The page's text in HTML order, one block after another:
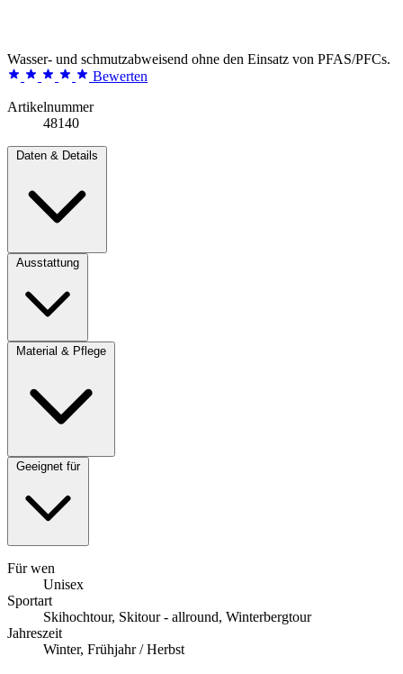
Wasser- und schmutzabweisend ohne den Einsatz von PFAS/PFCs.
Bewerten
Artikelnummer
48140
Daten & Details
Ausstattung
Material & Pflege
Geeignet für
Für wen
Unisex
Sportart
Skihochtour, Skitour - allround, Winterbergtour
Jahreszeit
Winter, Frühjahr / Herbst